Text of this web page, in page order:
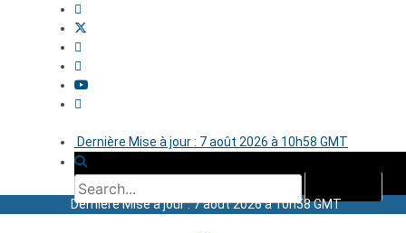
Dernière Mise à jour : 7 août 2026 à 10h58 GMT
Dernière Mise à jour : 7 août 2026 à 10h58 GMT